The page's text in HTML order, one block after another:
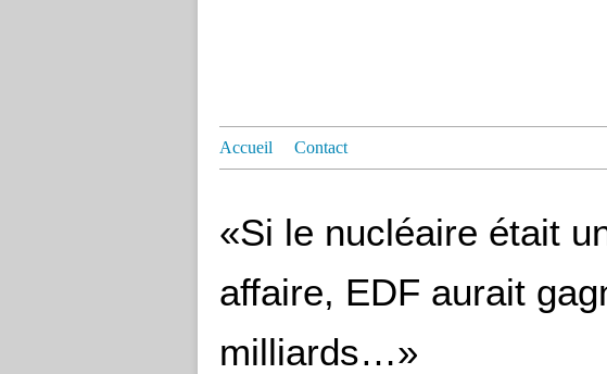
Accueil Contact
«Si le nucléaire était
affaire, EDF aurait
milliards…»